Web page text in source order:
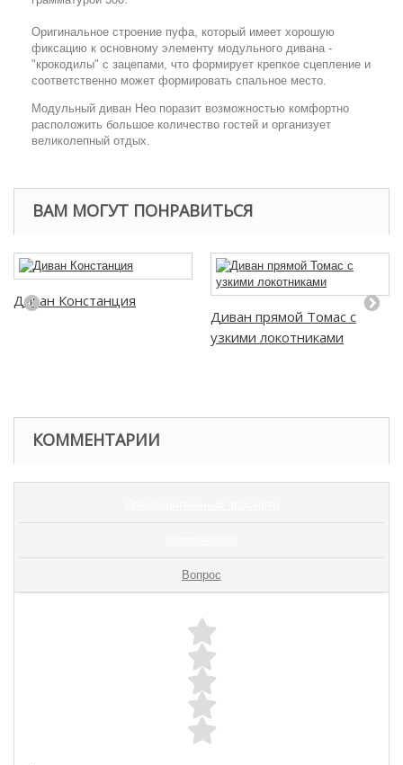
Оригинальное строение пуфа, который имеет хорошую
фиксацию к основному элементу модульного дивана -
"крокодилы" с зацепами, что формирует крепкое сцепление и
соответственно может формировать спальное место.
Модульный диван Нео поразит возможностью комфортно
расположить большое количество гостей и организует
великолепный отдых.
ВАМ МОГУТ ПОНРАВИТЬСЯ
Диван Констанция
Диван прямой Томас с
узкими локотниками
КОММЕНТАРИИ
Вопрос